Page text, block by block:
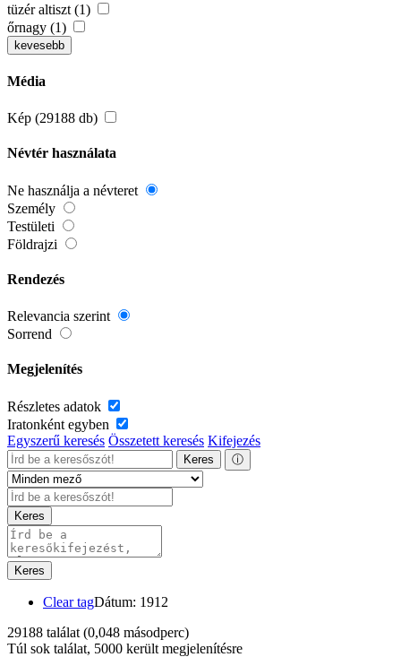
tüzér altiszt (1)
őrnagy (1)
kevesebb
Média
Kép (29188 db)
Névtér használata
Ne használja a névteret
Személy
Testületi
Földrajzi
Rendezés
Relevancia szerint
Sorrend
Megjelenítés
Részletes adatok
Iratonként egyben
Egyszerű keresés Összetett keresés Kifejezés
Keres ⓘ
Keres
Keres
Clear tagDátum: 1912
29188 találat (0,048 másodperc)
Túl sok találat, 5000 került megjelenítésre